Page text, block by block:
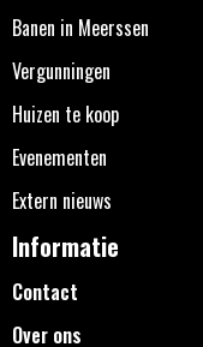
Banen in Meerssen
Vergunningen
Huizen te koop
Evenementen
Extern nieuws
Informatie
Contact
Over ons